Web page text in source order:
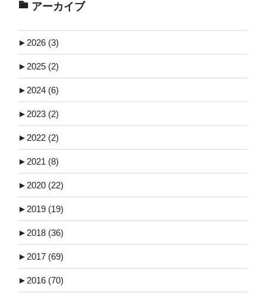
アーカイブ
► 2026 (3)
► 2025 (2)
► 2024 (6)
► 2023 (2)
► 2022 (2)
► 2021 (8)
► 2020 (22)
► 2019 (19)
► 2018 (36)
► 2017 (69)
► 2016 (70)